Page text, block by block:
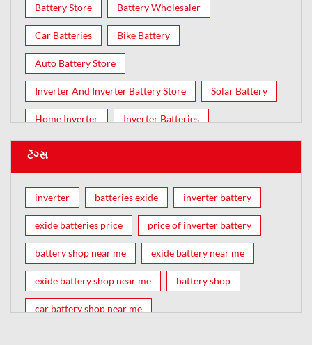
Battery Store Battery Wholesaler
Car Batteries Bike Battery
Auto Battery Store
Inverter And Inverter Battery Store Solar Battery
Home Inverter Inverter Batteries
ટૅગ્સ
inverter batteries exide inverter battery
exide batteries price price of inverter battery
battery shop near me exide battery near me
exide battery shop near me battery shop
car battery shop near me